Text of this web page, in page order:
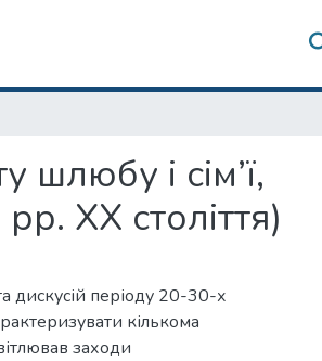
шлюбу і сім’ї,
ХХ століття)
дискусій періоду 20-30-х
кількома
заходи